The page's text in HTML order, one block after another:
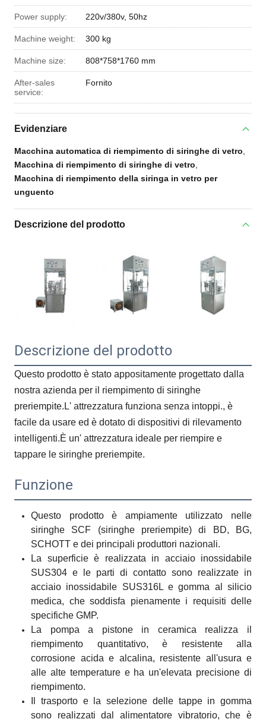
Power supply: 220v/380v, 50hz
Machine weight: 300 kg
Machine size: 808*758*1760 mm
After-sales
service:
Fornito
Evidenziare
Macchina automatica di riempimento di siringhe di vetro
Macchina di riempimento di siringhe di vetro
Macchina di riempimento della siringa in vetro per
unguento
Descrizione del prodotto
Descrizione del prodotto
Questo prodotto è stato appositamente progettato dalla
nostra azienda per il riempimento di siringhe
preriempite.L' attrezzatura funziona senza intoppi., è
facile da usare ed è dotato di dispositivi di rilevamento
intelligenti.È un' attrezzatura ideale per riempire e
tappare le siringhe preriempite.
Funzione
Questo prodotto è ampiamente utilizzato nelle
siringhe SCF (siringhe preriempite) di BD, BG,
SCHOTT e dei principali produttori nazionali.
La superficie è realizzata in acciaio inossidabile
SUS304 e le parti di contatto sono realizzate in
acciaio inossidabile SUS316L e gomma al silicio
medica, che soddisfa pienamente i requisiti delle
specifiche GMP.
La pompa a pistone in ceramica realizza il
riempimento quantitativo, è resistente alla
corrosione acida e alcalina, resistente all'usura e
alle alte temperature e ha un'elevata precisione di
riempimento.
Il trasporto e la selezione delle tappe in gomma
sono realizzati dal alimentatore vibratorio, che è